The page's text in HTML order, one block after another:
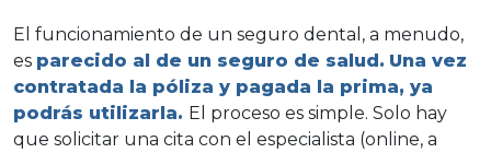
El funcionamiento de un seguro dental, a menudo,
es parecido al de un seguro de salud. Una vez
contratada la póliza y pagada la prima, ya
podrás utilizarla. El proceso es simple. Solo hay
que solicitar una cita con el especialista (online, a